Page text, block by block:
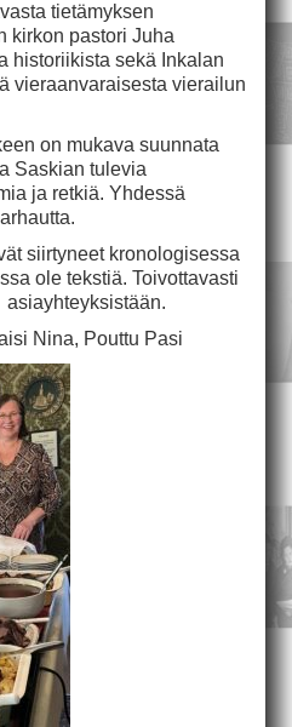
tietämyksen
kirkon pastori Juha
historiikista sekä Inkalan
vieraanvaraisesta vierailun
on mukava suunnata
Saskian tulevia
ja retkiä. Yhdessä
siirtyneet kronologisessa
ole tekstiä. Toivottavasti
Nina, Pouttu Pasi